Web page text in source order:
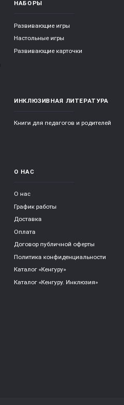
НАБОРЫ
Развивающие игры
Настольные игры
Развивающие карточки
ИНКЛЮЗИВНАЯ ЛИТЕРАТУРА
Книги для педагогов и родителей
О НАС
О нас
График работы
Доставка
Оплата
Договор публичной оферты
Политика конфиденциальности
Каталог «Кенгуру»
Каталог «Кенгуру. Инклюзия»